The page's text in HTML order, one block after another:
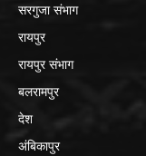
सरगुजा संभाग
रायपुर
रायपुर संभाग
बलरामपुर
देश
अंबिकापुर